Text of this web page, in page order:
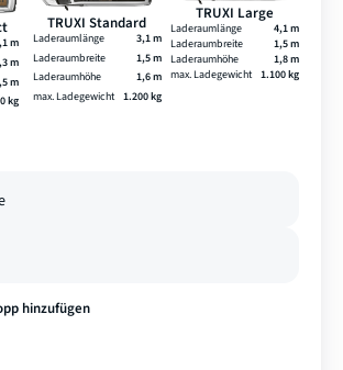
m
m
m
kg
TRUXI Standard
Laderaumlänge
3,1 m
Laderaumbreite
1,5 m
Laderaumhöhe
1,6 m
max. Ladegewicht
1.200 kg
TRUXI Large
Laderaumlänge
4,1 m
Laderaumbreite
1,5 m
Laderaumhöhe
1,8 m
max. Ladegewicht 1.100 kg
hinzufügen